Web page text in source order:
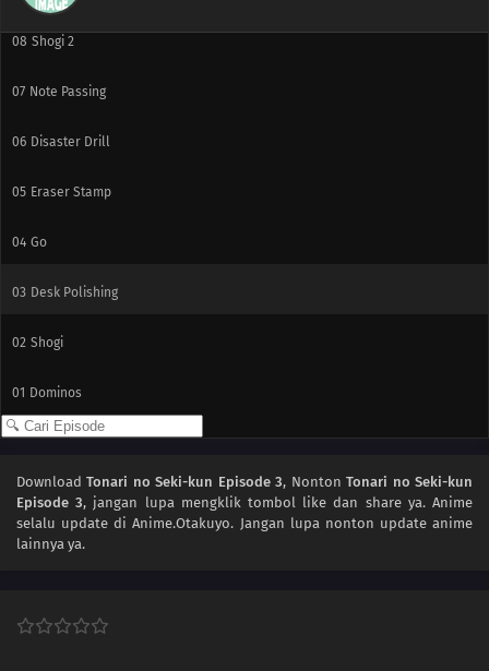
08 Shogi 2
07 Note Passing
06 Disaster Drill
05 Eraser Stamp
04 Go
03 Desk Polishing
02 Shogi
01 Dominos
DownloadTonari no Seki-kun Episode 3, NontonTonari no Seki-kun
Episode 3, jangan lupa mengklik tombol like dan share ya. Anime
selalu update di Anime.Otakuyo. Jangan lupa nonton update anime
lainnya ya.